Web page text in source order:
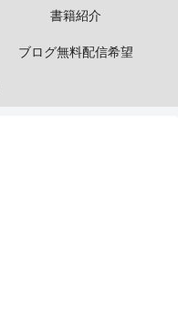
書籍紹介
ブログ無料配信希望